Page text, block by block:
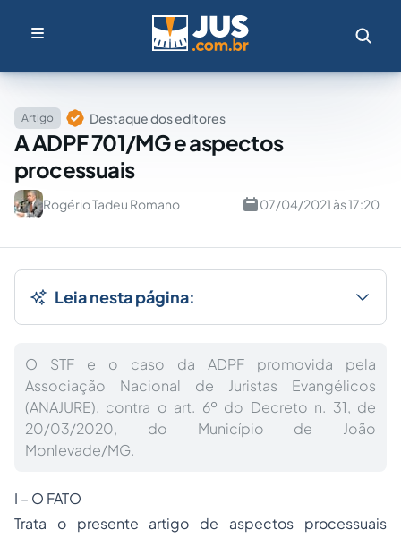
Artigo Destaque dos editores
A ADPF 701/MG e aspectos
processuais
Rogério Tadeu Romano 07/04/2021 às 17:20
Leia nesta página:
O STF e o caso da ADPF promovida pela
Associação Nacional de Juristas Evangélicos
(ANAJURE), contra o art. 6º do Decreto n. 31, de
20/03/2020, do Município de João
Monlevade/MG.
I – O FATO
Trata o presente artigo de aspectos processuais